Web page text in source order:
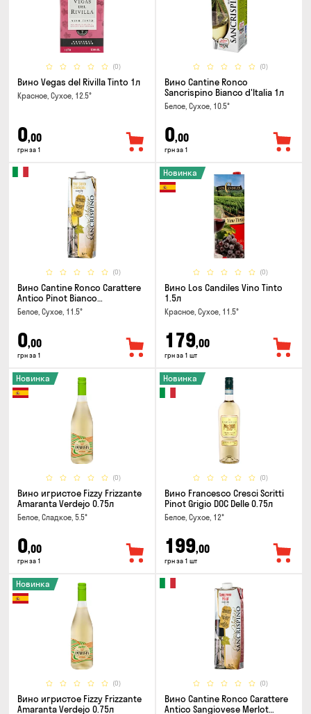
(0)
Вино Vegas del Rivilla Tinto 1л
Красное, Сухое, 12.5°
0,00
грн за 1
(0)
Вино Cantine Ronco
Sancrispino Bianco d'Italia 1л
Белое, Сухое, 10.5°
0,00
грн за 1
(0)
Вино Cantine Ronco Carattere
Antico Pinot Bianco
Chardonnay Rubicone IGT 1л
Белое, Сухое, 11.5°
0,00
грн за 1
(0)
Новинка
Вино Los Candiles Vino Tinto
1.5л
Красное, Сухое, 11.5°
179,00
грн за 1 шт
(0)
Новинка
Вино игристое Fizzy Frizzante
Amaranta Verdejo 0.75л
Белое, Сладкое, 5.5°
0,00
грн за 1
(0)
Новинка
Вино Francesco Cresci Scritti
Pinot Grigio DOC Delle 0.75л
Белое, Сухое, 12°
199,00
грн за 1 шт
(0)
Новинка
Вино игристое Fizzy Frizzante
Amaranta Verdejo 0.75л
(0)
Вино Cantine Ronco Carattere
Antico Sangiovese Merlot